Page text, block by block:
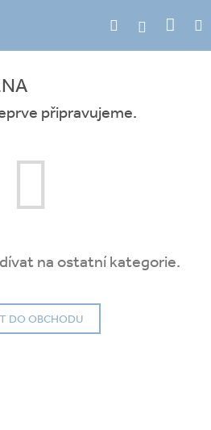
HledatPřihlášení
košík
připravujeme.
na ostatní kategorie.
DO OBCHODU